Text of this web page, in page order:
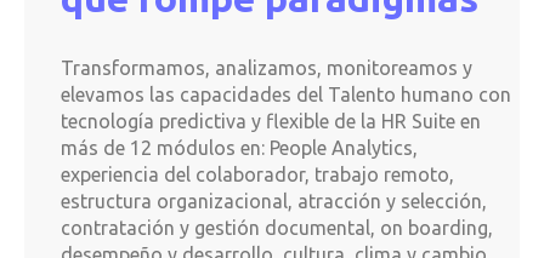
Transformamos, analizamos, monitoreamos y
elevamos las capacidades del Talento humano con
tecnología predictiva y flexible de la HR Suite en
más de 12 módulos en: People Analytics,
experiencia del colaborador, trabajo remoto,
estructura organizacional, atracción y selección,
contratación y gestión documental, on boarding,